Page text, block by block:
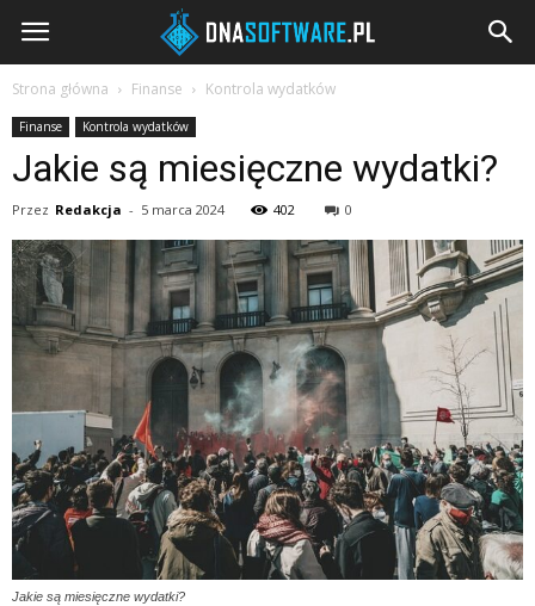
DNAsoftware.pl
Strona główna Finanse Kontrola wydatków
Finanse Kontrola wydatków
Jakie są miesięczne wydatki?
Przez Redakcja - 5 marca 2024 402 0
Jakie są miesięczne wydatki?